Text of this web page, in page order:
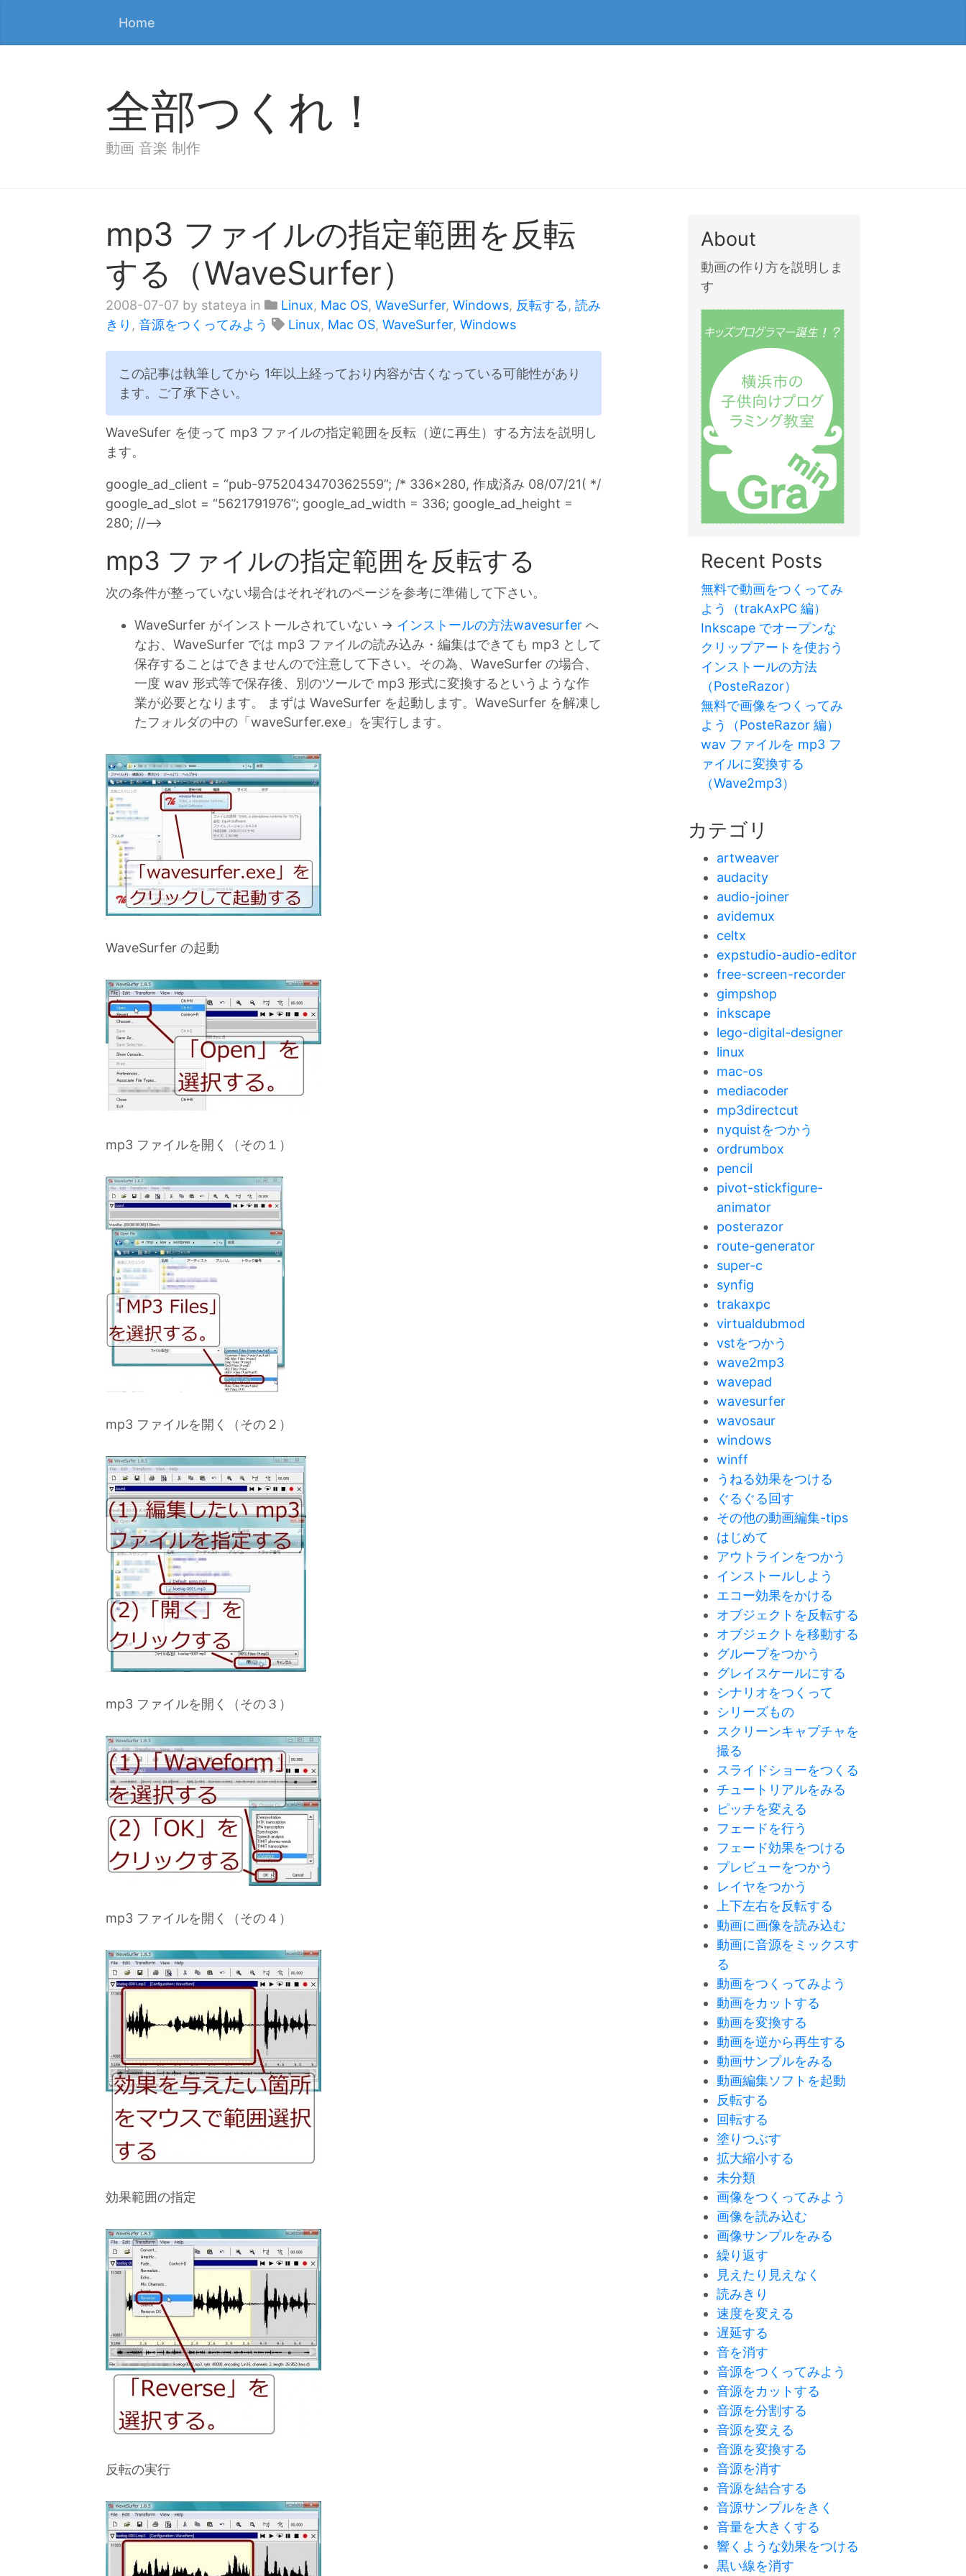
Home
全部つくれ！
動画 音楽 制作
mp3 ファイルの指定範囲を反転
する（WaveSurfer）
2008-07-07 by stateya in Linux, Mac OS, WaveSurfer, Windows, 反転する, 読み
きり , 音源をつくってみよう Linux, Mac OS, WaveSurfer, Windows
この記事は執筆してから 1年以上経っており内容が古くなっている可能性があり
ます。ご了承下さい。
WaveSufer を使って mp3 ファイルの指定範囲を反転（逆に再生）する方法を説明し
ます。
google_ad_client = “pub-9752043470362559”; /* 336x280, 作成済み 08/07/21( */
google_ad_slot = “5621791976”; google_ad_width = 336; google_ad_height =
280; //–>
mp3 ファイルの指定範囲を反転する
次の条件が整っていない場合はそれぞれのページを参考に準備して下さい。
WaveSurfer がインストールされていない → インストールの方法wavesurfer へ
なお、WaveSurfer では mp3 ファイルの読み込み・編集はできても mp3 として
保存することはできませんので注意して下さい。その為、WaveSurfer の場合、
一度 wav 形式等で保存後、別のツールで mp3 形式に変換するというような作
業が必要となります。 まずは WaveSurfer を起動します。WaveSurfer を解凍し
たフォルダの中の「waveSurfer.exe」を実行します。
WaveSurfer の起動
mp3 ファイルを開く（その１）
mp3 ファイルを開く（その２）
mp3 ファイルを開く（その３）
mp3 ファイルを開く（その４）
効果範囲の指定
反転の実行
About
動画の作り方を説明しま
す
Recent Posts
無料で動画をつくってみ
よう（trakAxPC 編）
Inkscape でオープンな
クリップアートを使おう
インストールの方法
（PosteRazor）
無料で画像をつくってみ
よう（PosteRazor 編）
wav ファイルを mp3 フ
ァイルに変換する
（Wave2mp3）
カテゴリ
artweaver
audacity
audio-joiner
avidemux
celtx
expstudio-audio-editor
free-screen-recorder
gimpshop
inkscape
lego-digital-designer
linux
mac-os
mediacoder
mp3directcut
nyquistをつかう
ordrumbox
pencil
pivot-stickfigure-
animator
posterazor
route-generator
super-c
synfig
trakaxpc
virtualdubmod
vstをつかう
wave2mp3
wavepad
wavesurfer
wavosaur
windows
winff
うねる効果をつける
ぐるぐる回す
その他の動画編集-tips
はじめて
アウトラインをつかう
インストールしよう
エコー効果をかける
オブジェクトを反転する
オブジェクトを移動する
グループをつかう
グレイスケールにする
シナリオをつくって
シリーズもの
スクリーンキャプチャを
撮る
スライドショーをつくる
チュートリアルをみる
ピッチを変える
フェードを行う
フェード効果をつける
プレビューをつかう
レイヤをつかう
上下左右を反転する
動画に画像を読み込む
動画に音源をミックスす
る
動画をつくってみよう
動画をカットする
動画を変換する
動画を逆から再生する
動画サンプルをみる
動画編集ソフトを起動
反転する
回転する
塗りつぶす
拡大縮小する
未分類
画像をつくってみよう
画像を読み込む
画像サンプルをみる
繰り返す
見えたり見えなく
読みきり
速度を変える
遅延する
音を消す
音源をつくってみよう
音源をカットする
音源を分割する
音源を変える
音源を変換する
音源を消す
音源を結合する
音源サンプルをきく
音量を大きくする
響くような効果をつける
黒い線を消す